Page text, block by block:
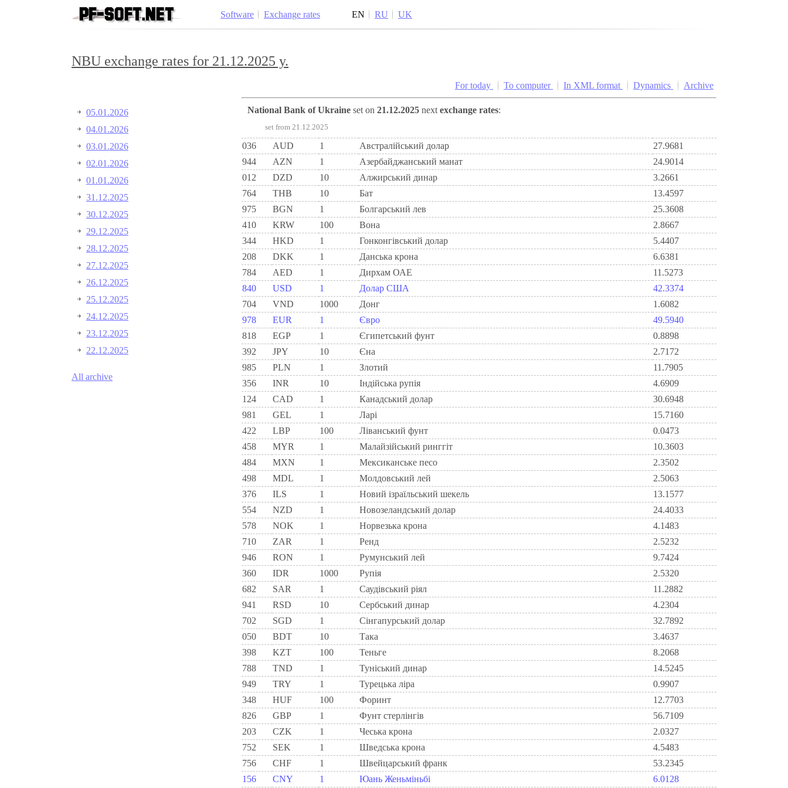
Software Exchange rates EN RU UK
NBU exchange rates for 21.12.2025 y.
05.01.2026
04.01.2026
03.01.2026
02.01.2026
01.01.2026
31.12.2025
30.12.2025
29.12.2025
28.12.2025
27.12.2025
26.12.2025
25.12.2025
24.12.2025
23.12.2025
22.12.2025
All archive
For today To computer In XML format Dynamics Archive
National Bank of Ukraine set on 21.12.2025 next exchange rates:
set from 21.12.2025
036 AUD 1 Австралійський долар
27.9681
944
AZN 1 Азербайджанський манат
24.9014
012
DZD 10 Алжирський динар
3.2661
764
THB 10 Бат
13.4597
975
BGN 1 Болгарський лев
25.3608
410
KRW 100 Вона
2.8667
344
HKD 1 Гонконгівський долар
5.4407
208
DKK 1 Данська крона
6.6381
784
AED 1 Дирхам ОАЕ
11.5273
840
USD 1 Долар США
42.3374
704
VND 1000 Донг
1.6082
978
EUR 1 Євро
49.5940
818
EGP 1 Єгипетський фунт
0.8898
392
JPY 10 Єна
2.7172
985
PLN 1 Злотий
11.7905
356
INR 10 Індійська рупія
4.6909
124
CAD 1 Канадський долар
30.6948
981
GEL 1 Ларi
15.7160
422
LBP 100 Ліванський фунт
0.0473
458
MYR 1 Малайзійський ринггіт
10.3603
484
MXN 1 Мексиканське песо
2.3502
498
MDL 1 Молдовський лей
2.5063
376
ILS 1 Новий ізраїльський шекель
13.1577
554
NZD 1 Новозеландський долар
24.4033
578
NOK 1 Норвезька крона
4.1483
710
ZAR 1 Ренд
2.5232
946
RON 1 Румунський лей
9.7424
360
IDR 1000 Рупія
2.5320
682
SAR 1 Саудівський ріял
11.2882
941
RSD 10 Сербський динар
4.2304
702
SGD 1 Сінгапурський долар
32.7892
050
BDT 10 Така
3.4637
398
KZT 100 Теньге
8.2068
788
TND 1 Туніський динар
14.5245
949
TRY 1 Турецька ліра
0.9907
348
HUF 100 Форинт
12.7703
826
GBP 1 Фунт стерлінгів
56.7109
203
CZK 1 Чеська крона
2.0327
752
SEK 1 Шведська крона
4.5483
756
CHF 1 Швейцарський франк
53.2345
156
CNY 1 Юань Женьміньбі 6.0128